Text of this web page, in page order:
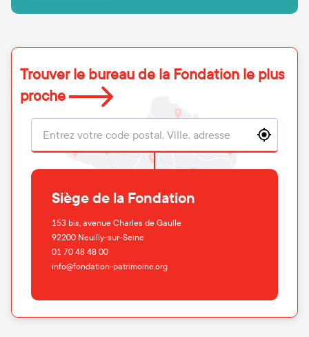
Trouver le bureau de la Fondation le plus
proche
Localisation
Siège de la Fondation
153 bis, avenue Charles de Gaulle
92200 Neuilly-sur-Seine
01 70 48 48 00
info@fondation-patrimoine.org